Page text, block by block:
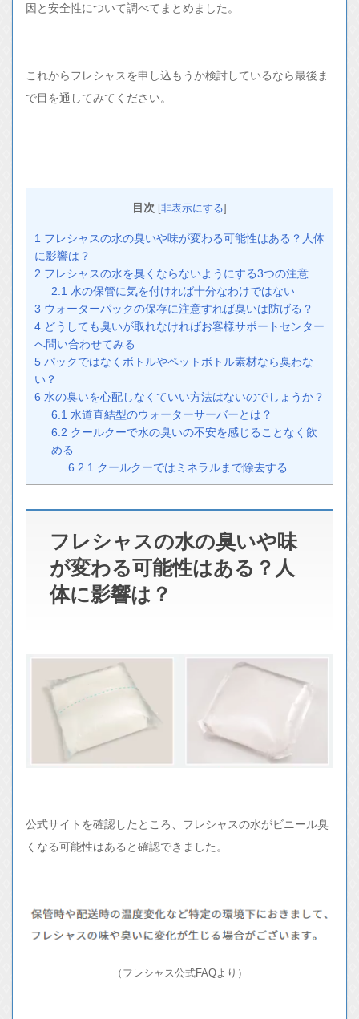
因と安全性について調べてまとめました。
これからフレシャスを申し込もうか検討しているなら最後ま
で目を通してみてください。
目次 [非表示にする]
1 フレシャスの水の臭いや味が変わる可能性はある？人体
に影響は？
2 フレシャスの水を臭くならないようにする3つの注意
2.1 水の保管に気を付ければ十分なわけではない
3 ウォーターパックの保存に注意すれば臭いは防げる？
4 どうしても臭いが取れなければお客様サポートセンター
へ問い合わせてみる
5 パックではなくボトルやペットボトル素材なら臭わな
い？
6 水の臭いを心配しなくていい方法はないのでしょうか？
6.1 水道直結型のウォーターサーバーとは？
6.2 クールクーで水の臭いの不安を感じることなく飲
める
6.2.1 クールクーではミネラルまで除去する
フレシャスの水の臭いや味
が変わる可能性はある？人
体に影響は？
公式サイトを確認したところ、フレシャスの水がビニール臭
くなる可能性はあると確認できました。
（フレシャス公式FAQより）